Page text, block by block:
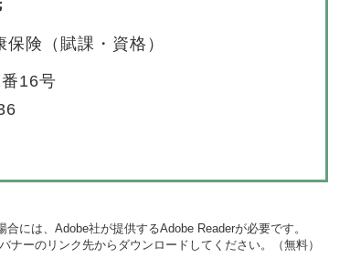
保険（賦課・資格）
16号
には、Adobe社が提供するAdobe Readerが必要です。
ナーのリンク先からダウンロードしてください。（無料）